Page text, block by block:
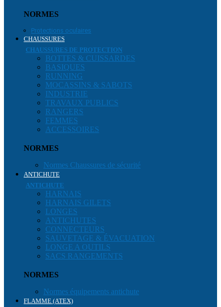
NORMES
Protections oculaires
CHAUSSURES
CHAUSSURES DE PROTECTION
BOTTES & CUISSARDES
BASIQUES
RUNNING
MOCASSINS & SABOTS
INDUSTRIE
TRAVAUX PUBLICS
RANGERS
FEMMES
ACCESSOIRES
NORMES
Normes Chaussures de sécurité
ANTICHUTE
ANTICHUTE
HARNAIS
HARNAIS GILETS
LONGES
ANTICHUTES
CONNECTEURS
SAUVETAGE & ÉVACUATION
LONGE A OUTILS
SACS RANGEMENTS
NORMES
Normes équipements antichute
FLAMME (ATEX)